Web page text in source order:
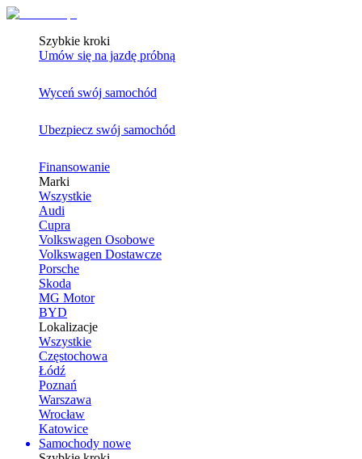
Szybkie kroki
Umów się na jazdę próbną
Wyceń swój samochód
Ubezpiecz swój samochód
Finansowanie
Marki
Wszystkie
Audi
Cupra
Volkswagen Osobowe
Volkswagen Dostawcze
Porsche
Skoda
MG Motor
BYD
Lokalizacje
Wszystkie
Częstochowa
Łódź
Poznań
Warszawa
Wrocław
Katowice
Samochody nowe